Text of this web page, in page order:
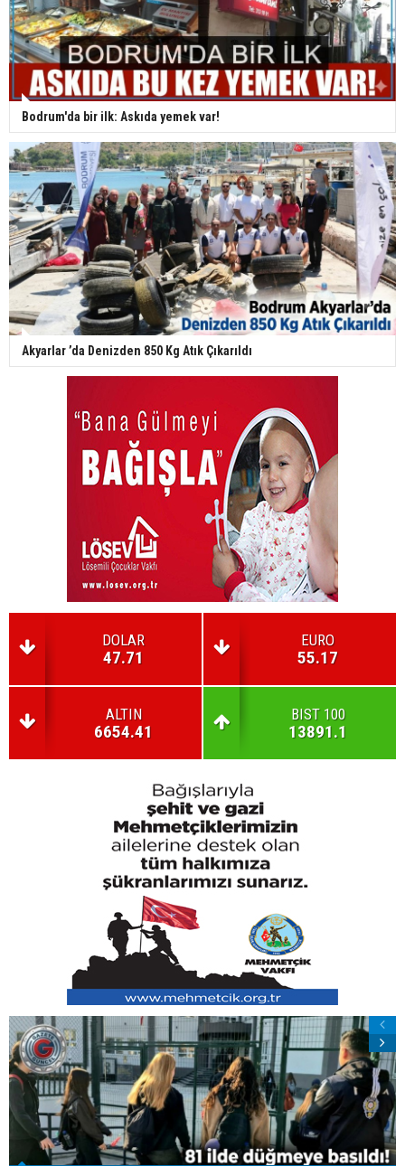
Bodrum'da bir ilk: Askıda yemek var!
Akyarlar ’da Denizden 850 Kg Atık Çıkarıldı
DOLAR
47.71
EURO
55.17
ALTIN
6654.41
BIST 100
13891.1